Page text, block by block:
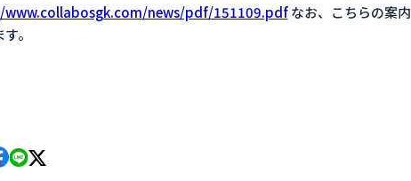
news/pdf/151109.pdfなお、こちらの案内
。